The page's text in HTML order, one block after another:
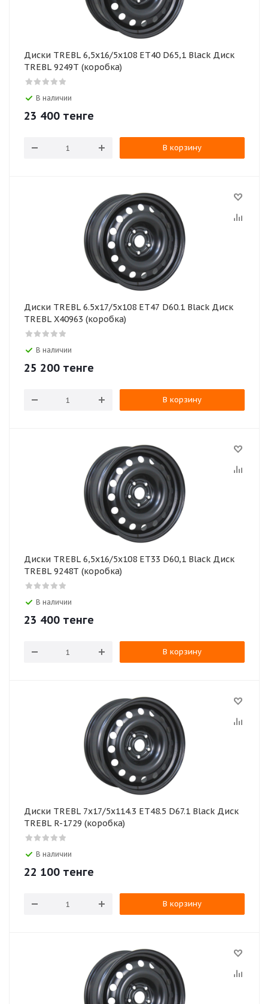
Диски TREBL 6,5х16/5х108 ЕТ40 D65,1 Black Диск
TREBL 9249Т (коробка)
В наличии
23 400 тенге
В корзину
Диски TREBL 6.5x17/5x108 ET47 D60.1 Black Диск
TREBL X40963 (коробка)
В наличии
25 200 тенге
В корзину
Диски TREBL 6,5х16/5х108 ЕТ33 D60,1 Black Диск
TREBL 9248Т (коробка)
В наличии
23 400 тенге
В корзину
Диски TREBL 7x17/5x114.3 ET48.5 D67.1 Black Диск
TREBL R-1729 (коробка)
В наличии
22 100 тенге
В корзину